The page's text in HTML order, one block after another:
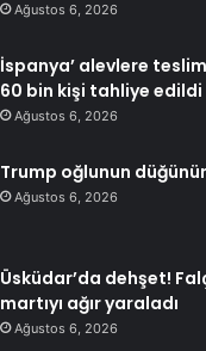
Ağustos 6, 2026
İspanya’ alevlere
60 bin kişi tahliye edildi
Ağustos 6, 2026
Trump oğlunun
Ağustos 6, 2026
Üsküdar’da dehşet!
martıyı ağır yaraladı
Ağustos 6, 2026